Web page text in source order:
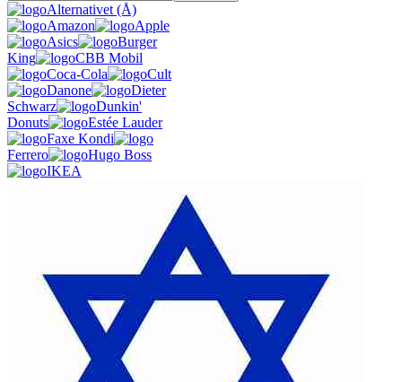
Alternativet (Å)
Amazon
Apple
Asics
Burger
King
CBB Mobil
Coca-Cola
Cult
Danone
Dieter
Schwarz
Dunkin'
Donuts
Estée Lauder
Faxe Kondi
Ferrero
Hugo Boss
IKEA